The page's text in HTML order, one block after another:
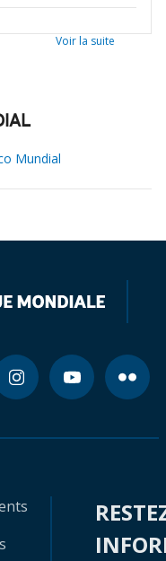
Voir la suite
Mundial